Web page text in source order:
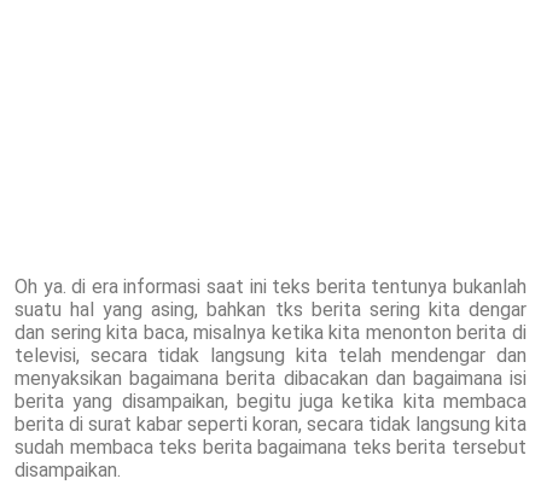
Oh ya. di era informasi saat ini teks berita tentunya bukanlah
suatu hal yang asing, bahkan tks berita sering kita dengar
dan sering kita baca, misalnya ketika kita menonton berita di
televisi, secara tidak langsung kita telah mendengar dan
menyaksikan bagaimana berita dibacakan dan bagaimana isi
berita yang disampaikan, begitu juga ketika kita membaca
berita di surat kabar seperti koran, secara tidak langsung kita
sudah membaca teks berita bagaimana teks berita tersebut
disampaikan.